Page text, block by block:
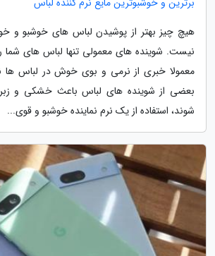
هیچ چیز بهتر از پوشیدن لباس های خوشبو و
نیست. شوینده های معمولی تنها لباس های شما را
معمولا خبری از نرمی و بوی خوش در لباس ها
بعضی از شوینده های لباس باعث خشکی و
شوند، استفاده از یک نرم نماینده خوشبو و قوی...